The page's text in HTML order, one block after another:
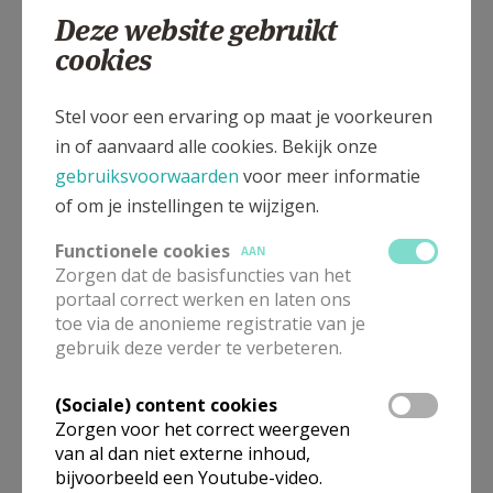
14. Zij zijn geroepen om
tezamen met alle mensen van goede wil
op te bouwen
om het rijk van God te verwerkelijken.
En dit in het bewustzijn dat ieder
die Christus, de volmaakte mens, volgt
er zelf ook meer mens door wordt.
Zo geven zij een juiste vorm
aan hun eigen verantwoordelijkheid
in een christelijke geest van dienstbaarheid.
15. Door het getuigenis van hun menselijk leven
en door moedige initiatieven
- persoonlijk of gemeenschappelijk -
doen zij mee aan het bevorderen van de
Deze website gebruikt
cookies
Stel voor een ervaring op maat je voorkeuren
in of aanvaard alle cookies. Bekijk onze
gebruiksvoorwaarden voor meer informatie
of om je instellingen te wijzigen.
Functionele cookies
AAN
Zorgen dat de basisfuncties van het
portaal correct werken en laten ons
toe via de anonieme registratie van je
gebruik deze verder te verbeteren.
(Sociale) content cookies
Zorgen voor het correct weergeven
van al dan niet externe inhoud,
bijvoorbeeld een Youtube-video.